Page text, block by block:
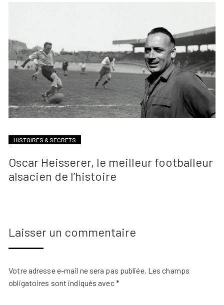
HISTOIRES & SECRETS
Oscar Heisserer, le meilleur footballeur
alsacien de l’histoire
Laisser un commentaire
Votre adresse e-mail ne sera pas publiée. Les champs
obligatoires sont indiqués avec*